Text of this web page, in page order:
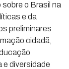
o Brasil na
e da
preliminares
cidadã,
e diversidade